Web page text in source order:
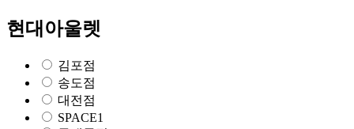
현대아울렛
김포점
송도점
대전점
SPACE1